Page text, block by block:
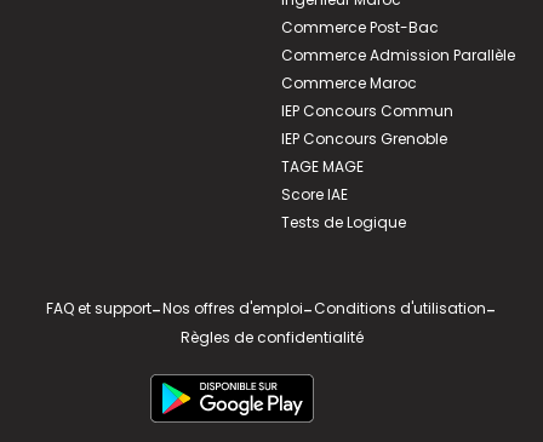
Commerce Post-Bac
Commerce Admission Parallèle
Commerce Maroc
IEP Concours Commun
IEP Concours Grenoble
TAGE MAGE
Score IAE
Tests de Logique
FAQ et support-Nos offres d'emploi-Conditions d'utilisation-
Règles de confidentialité